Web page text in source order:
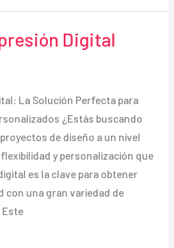
Digital
La Solución Perfecta para
¿Estás buscando
de diseño a un nivel
y personalización que
es la clave para obtener
con una gran variedad de
Este